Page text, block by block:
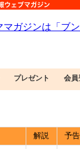
プレゼント 会員
解説 予告